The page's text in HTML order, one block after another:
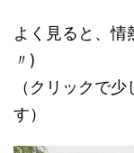
よく見ると、
〃)
（クリックで
す）